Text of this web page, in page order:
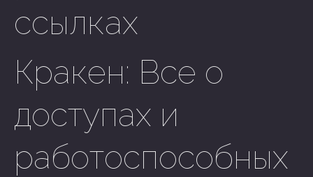
ссылках
Кракен: Все о
доступах и
работоспособных